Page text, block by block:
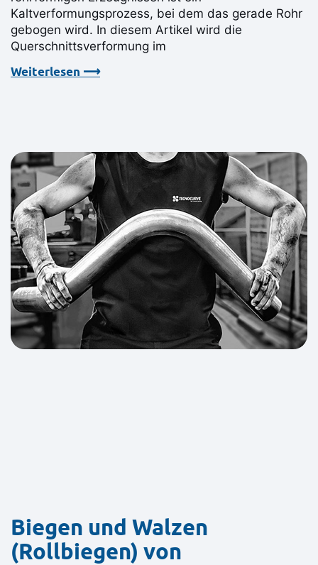
Kaltverformungsprozess, bei dem das gerade Rohr
gebogen wird. In diesem Artikel wird die
Querschnittsverformung im
Weiterlesen ⟶
Biegen und Walzen
(Rollbiegen) von